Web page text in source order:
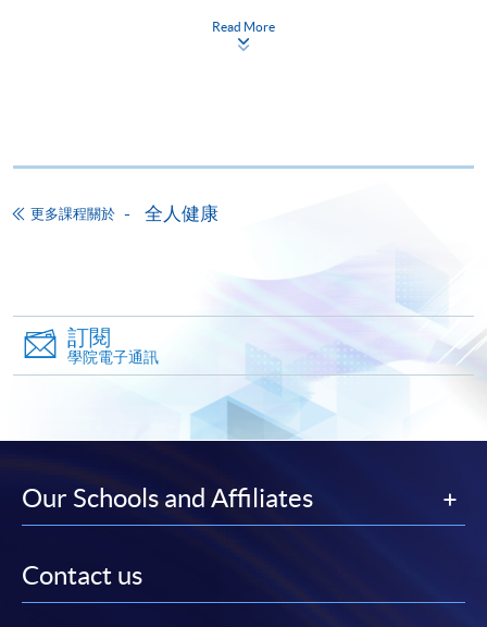
務，申請人可通過網上申請個別學歷頒授課程和報讀
申請人可在網上使用「繳費靈」(PPS) (不適用於手
讀學歷頒授課程設有網上服務，在學學員亦可以「微
信支付」(Online WeChat Pay) 、「支付寶」(Online
Alipay) 或 「轉數快」(FPS) 繳付學費。
圖示進入網上服務網頁，然
某些課程須甄選入學，並要求申請人上載課程網頁
Read More
更多課程關於 全人健康
訂閱
學院電子通訊
Our Schools and Affiliates
Contact us